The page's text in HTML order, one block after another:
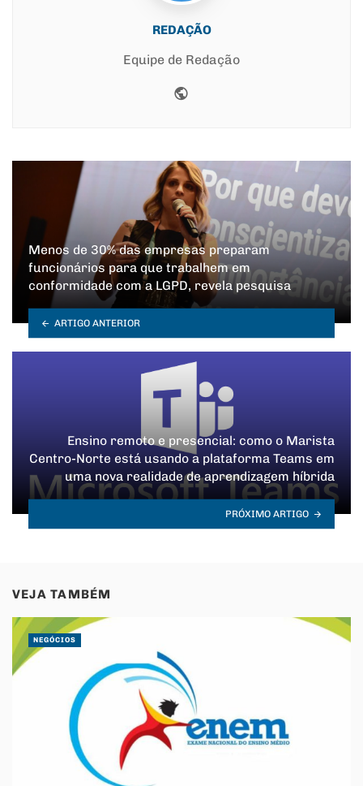
REDAÇÃO
Equipe de Redação
Menos de 30% das empresas preparam
funcionários para que trabalhem em
conformidade com a LGPD, revela pesquisa
ARTIGO ANTERIOR
Ensino remoto e presencial: como o Marista
Centro-Norte está usando a plataforma Teams em
uma nova realidade de aprendizagem híbrida
PRÓXIMO ARTIGO
VEJA TAMBÉM
NEGÓCIOS